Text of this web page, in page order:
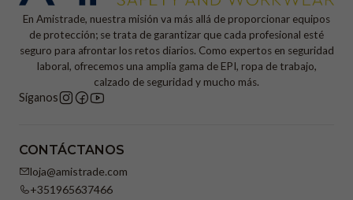
En Amistrade, nuestra misión va más allá de proporcionar equipos
de protección; se trata de garantizar que cada profesional esté
seguro para afrontar los retos diarios. Como expertos en seguridad
laboral, ofrecemos una amplia gama de EPI, ropa de trabajo,
calzado de seguridad y mucho más.
Síganos
CONTÁCTANOS
loja@amistrade.com
+351965637466